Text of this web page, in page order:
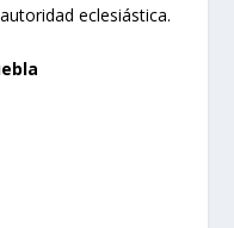
eclesiástica.